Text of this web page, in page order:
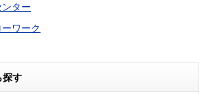
ター
ワーク
探す